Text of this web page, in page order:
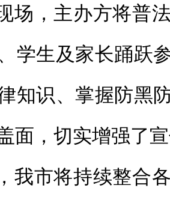
，主办方将普法
学生及家长踊跃
知识、掌握防黑
面，切实增强了
市将持续整合各